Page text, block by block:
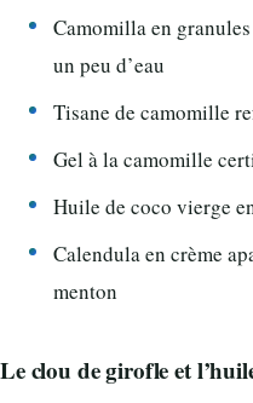
Camomilla en
un peu d’eau
Tisane de camomille
Gel à la camomille
Huile de coco vierge
Calendula en crème
menton
Le clou de girofle et